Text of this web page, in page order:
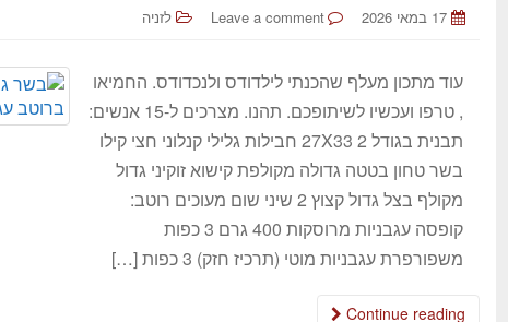
17 במאי 2026 Leave a comment לזניה
עוד מתכון מעלף שהכנתי לילדודס ולנכדודס. החמיאו
, טרפו ועכשיו לשיתופכם. תהנו. מצרכים ל-15 אנשים:
תבנית בגודל 27X33 2 חבילות גלילי קנלוני חצי קילו
בשר טחון בטטה גדולה מקולפת קישוא זוקיני גדול
מקולף בצל גדול קצוץ 2 שיני שום מעוכים רוטב:
קופסה עגבניות מרוסקות 400 גרם 3 כפות
משפורפרת עגבניות מוטי (תרכיז חזק) 3 כפות […]
Continue reading